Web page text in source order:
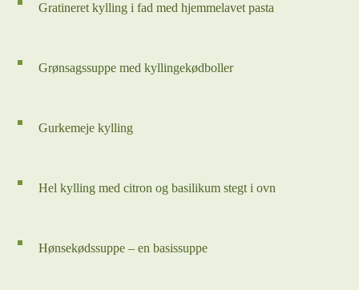
Gratineret kylling i fad med hjemmelavet pasta
Grønsagssuppe med kyllingekødboller
Gurkemeje kylling
Hel kylling med citron og basilikum stegt i ovn
Hønsekødssuppe – en basissuppe